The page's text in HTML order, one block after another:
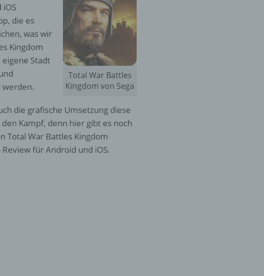
Total War Battles
Kingdom von Sega
iOS
die es
was wir
Kingdom
Stadt
werden.
die grafische Umsetzung diese
Kampf, denn hier gibt es noch
Total War Battles Kingdom
für Android und iOS.